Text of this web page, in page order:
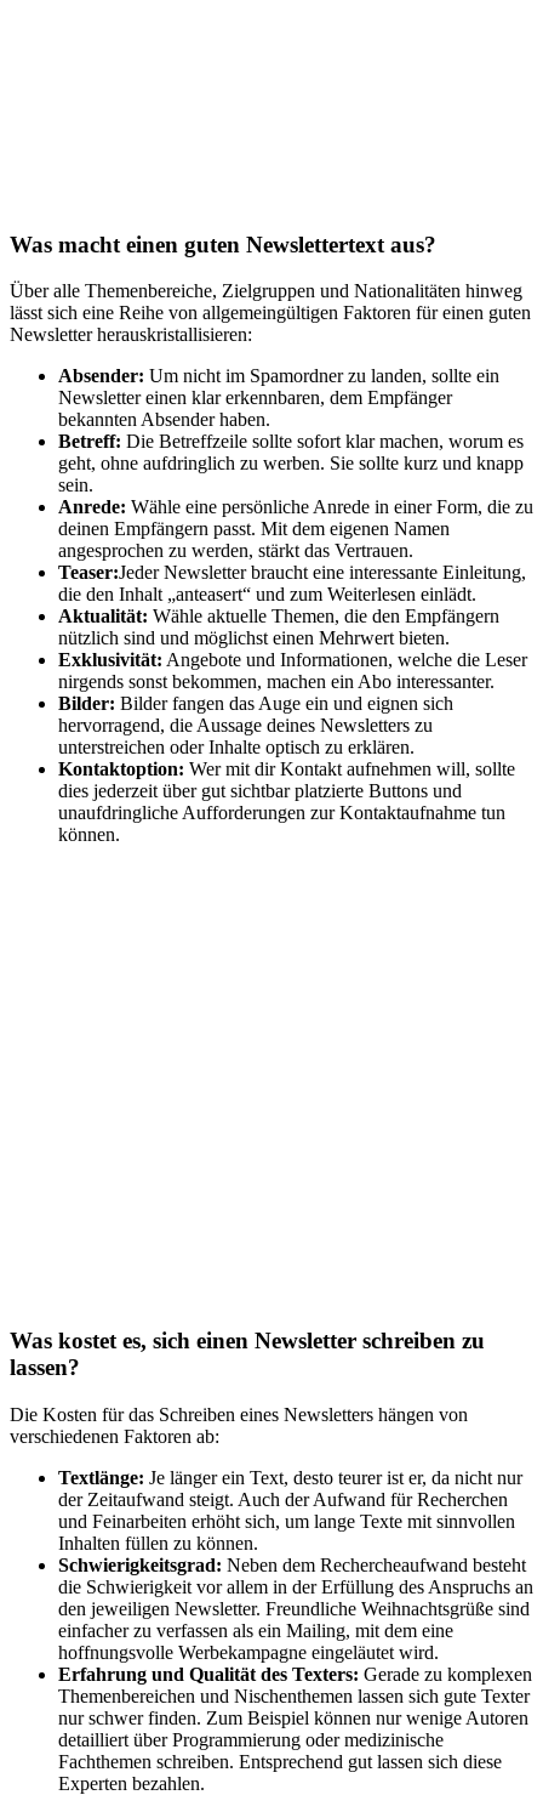
Was macht einen guten Newslettertext aus?
Über alle Themenbereiche, Zielgruppen und Nationalitäten hinweg
lässt sich eine Reihe von allgemeingültigen Faktoren für einen guten
Newsletter herauskristallisieren:
Absender: Um nicht im Spamordner zu landen, sollte ein
Newsletter einen klar erkennbaren, dem Empfänger
bekannten Absender haben.
Betreff: Die Betreffzeile sollte sofort klar machen, worum es
geht, ohne aufdringlich zu werben. Sie sollte kurz und knapp
sein.
Anrede: Wähle eine persönliche Anrede in einer Form, die zu
deinen Empfängern passt. Mit dem eigenen Namen
angesprochen zu werden, stärkt das Vertrauen.
Teaser:Jeder Newsletter braucht eine interessante Einleitung,
die den Inhalt „anteasert“ und zum Weiterlesen einlädt.
Aktualität: Wähle aktuelle Themen, die den Empfängern
nützlich sind und möglichst einen Mehrwert bieten.
Exklusivität: Angebote und Informationen, welche die Leser
nirgends sonst bekommen, machen ein Abo interessanter.
Bilder: Bilder fangen das Auge ein und eignen sich
hervorragend, die Aussage deines Newsletters zu
unterstreichen oder Inhalte optisch zu erklären.
Kontaktoption: Wer mit dir Kontakt aufnehmen will, sollte
dies jederzeit über gut sichtbar platzierte Buttons und
unaufdringliche Aufforderungen zur Kontaktaufnahme tun
können.
Was kostet es, sich einen Newsletter schreiben zu
lassen?
Die Kosten für das Schreiben eines Newsletters hängen von
verschiedenen Faktoren ab:
Textlänge: Je länger ein Text, desto teurer ist er, da nicht nur
der Zeitaufwand steigt. Auch der Aufwand für Recherchen
und Feinarbeiten erhöht sich, um lange Texte mit sinnvollen
Inhalten füllen zu können.
Schwierigkeitsgrad: Neben dem Rechercheaufwand besteht
die Schwierigkeit vor allem in der Erfüllung des Anspruchs an
den jeweiligen Newsletter. Freundliche Weihnachtsgrüße sind
einfacher zu verfassen als ein Mailing, mit dem eine
hoffnungsvolle Werbekampagne eingeläutet wird.
Erfahrung und Qualität des Texters: Gerade zu komplexen
Themenbereichen und Nischenthemen lassen sich gute Texter
nur schwer finden. Zum Beispiel können nur wenige Autoren
detailliert über Programmierung oder medizinische
Fachthemen schreiben. Entsprechend gut lassen sich diese
Experten bezahlen.